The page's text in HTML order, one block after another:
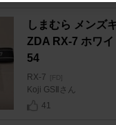
しまむら メンズ
ZDA RX-7 ホワ
54
RX-7 [FD]
Koji GSⅡさん
41